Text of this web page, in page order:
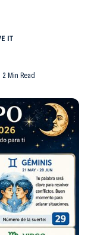
2 Min Read